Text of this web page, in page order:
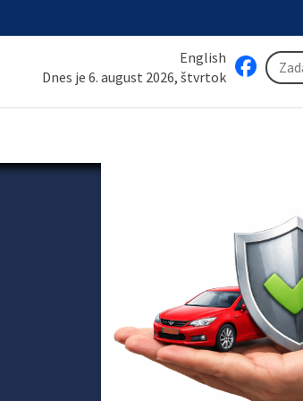
English
Dnes je 6. august 2026, štvrtok